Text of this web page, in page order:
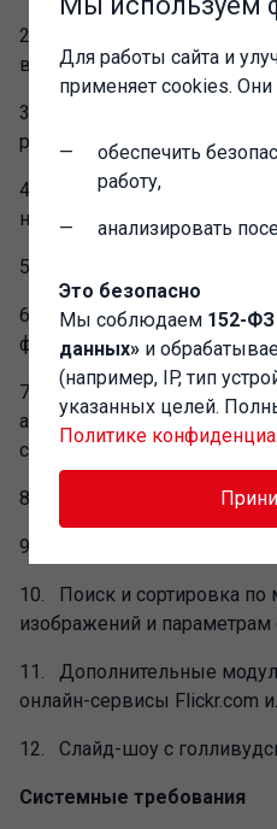
2. Поддержка различных
включая Adobe DNG
3. Безопасное
риска испортить исходные
4. Иерархическая
неограниченной
5. Поддержка стандартов
6. Автоматическая
файлов
7. Возможность хранения
альбомах (например,
снимки)
8. Оптимизация
9. Создание архивов на
10. Поиск и сортировка
изображений и
11. Дополнительные
онлайн-сервисы Flickr.com
12. Слайд-шоу с
Системные требования
Для работы сайта и
применяет cookies.
обеспечить
работу,
анализировать
Это безопасно
Мы соблюдаем 152-
данных» и
(например, IP, тип
указанных целей.
Политике